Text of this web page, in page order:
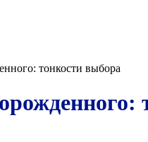
тонкости выбора